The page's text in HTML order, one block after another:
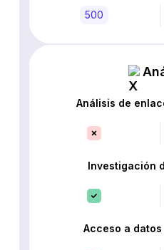
500
Análisis de
Investigación
Acceso a